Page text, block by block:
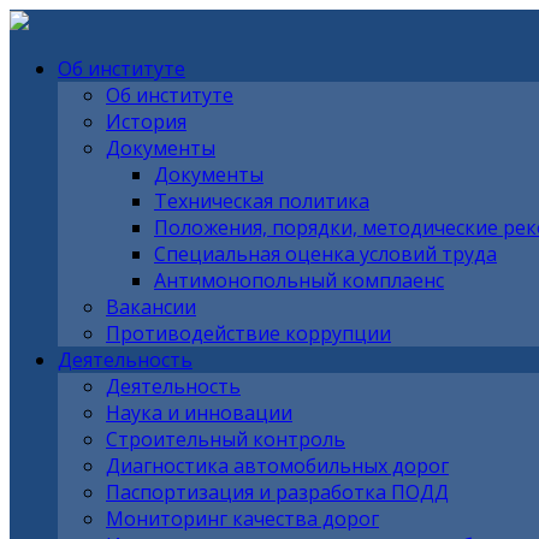
Об институте
Об институте
История
Документы
Документы
Техническая политика
Положения, порядки, методические
Специальная оценка условий труда
Антимонопольный комплаенс
Вакансии
Противодействие коррупции
Деятельность
Деятельность
Наука и инновации
Строительный контроль
Диагностика автомобильных дорог
Паспортизация и разработка ПОДД
Мониторинг качества дорог